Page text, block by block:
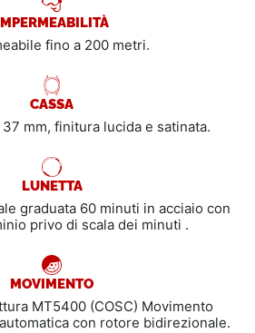
fino a 200 metri.
CASSA
mm, finitura lucida e satinata.
LUNETTA
graduata 60 minuti in acciaio con
privo di scala dei minuti .
MOVIMENTO
MT5400 (COSC) Movimento
con rotore bidirezionale.